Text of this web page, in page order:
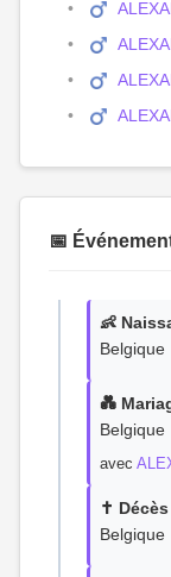
📅
👶
Belgique
💑
Belgique
avec
✝️ Décès
Belgique